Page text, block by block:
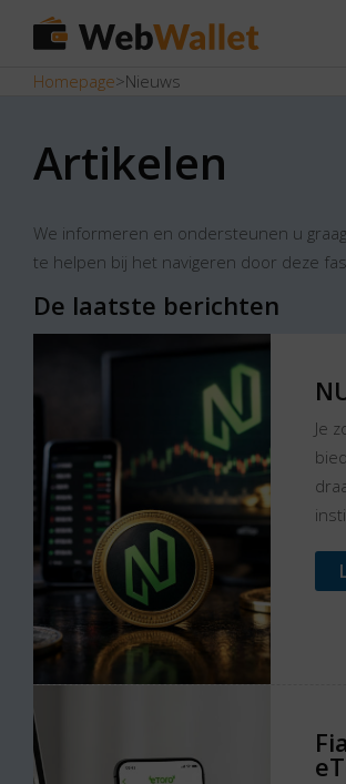
Homepage>Nieuws
Artikelen
We informeren en ondersteunen u
te helpen bij het navigeren door deze
De laatste berichten
Je